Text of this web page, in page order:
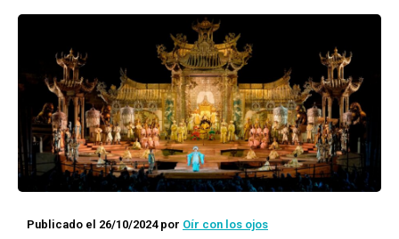
Publicado el 26/10/2024por Oír con los ojos